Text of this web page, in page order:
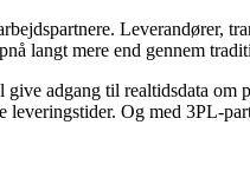
Leverandører,
langt mere end gennem
adgang til realtidsdata
Og med 3PL-